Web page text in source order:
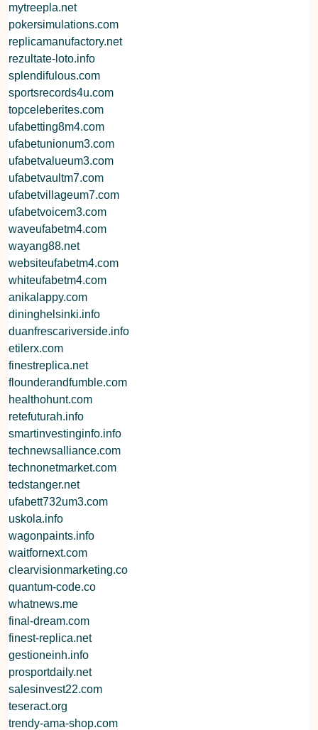
mytreepla.net
pokersimulations.com
replicamanufactory.net
rezultate-loto.info
splendifulous.com
sportsrecords4u.com
topceleberites.com
ufabetting8m4.com
ufabetunionum3.com
ufabetvalueum3.com
ufabetvaultm7.com
ufabetvillageum7.com
ufabetvoicem3.com
waveufabetm4.com
wayang88.net
websiteufabetm4.com
whiteufabetm4.com
anikalappy.com
dininghelsinki.info
duanfrescariverside.info
etilerx.com
finestreplica.net
flounderandfumble.com
healthohunt.com
retefuturah.info
smartinvestinginfo.info
technewsalliance.com
technonetmarket.com
tedstanger.net
ufabett732um3.com
uskola.info
wagonpaints.info
waitfornext.com
clearvisionmarketing.co
quantum-code.co
whatnews.me
final-dream.com
finest-replica.net
gestioneinh.info
prosportdaily.net
salesinvest22.com
teseract.org
trendy-ama-shop.com